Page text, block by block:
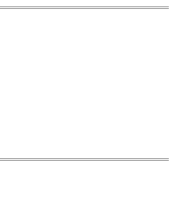
am
Stefan Veselka